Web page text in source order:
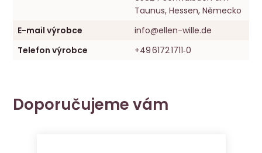
Taunus, Hessen, Německo
E-mail výrobce
info@ellen-wille.de
Telefon výrobce
+49 6172 1711‑0
Doporučujeme vám